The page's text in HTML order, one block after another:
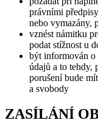
právními
nebo vymazány,
vznést námitku
podat stížnost u
být informován o
údajů a to tehdy,
porušení bude
a svobody
ZASÍLÁNÍ